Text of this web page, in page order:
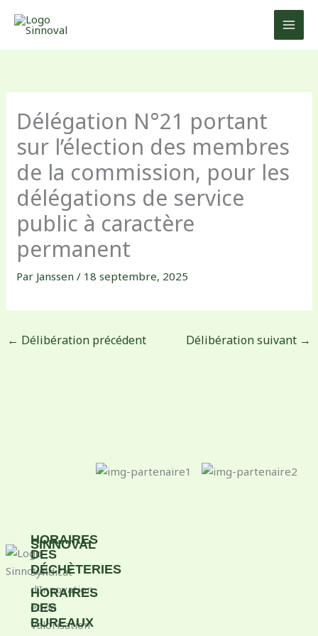
Délégation N°21 portant
sur l’élection des membres
de la commission, pour les
délégations de service
public à caractère
permanent
Par Janssen/ 18 septembre, 2025
← Délibération précédent Délibération suivant →
SINNOVAL
Syndicat
d’Innovation
et de
Valorisation
HORAIRES
DES
BUREAUX
HORAIRES
DES
DÉCHÈTERIES
Le